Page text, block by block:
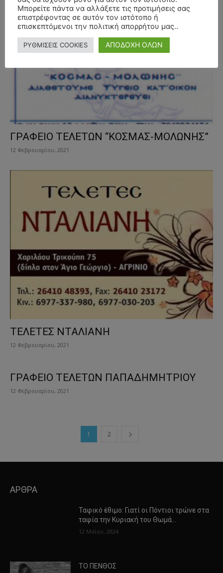
12 Φεβρουαρίου, 2021
ΓΡΑΦΕΙΟ ΤΕΛΕΤΩΝ “ΚΟΣΜΑΣ-ΜΟΛΩΝΗΣ”
12 Φεβρουαρίου, 2021
ΤΕΛΕΤΕΣ ΝΤΑΛΙΑΝΗ
12 Φεβρουαρίου, 2021
ΓΡΑΦΕΙΟ ΤΕΛΕΤΩΝ ΠΑΠΑΔΗΜΗΤΡΙΟΥ
12 Φεβρουαρίου, 2021
1 2
ΑΡΘΡΑ
Ταφικό έθιμο: Γιατί οι Πόντιοι τρώνε στα
ταφία την Κυριακή του Θωμά…
12 Μαΐου, 2024
ΤΟ ΠΕΝΘΟΣ
Μπορείτε πάντα να αλλάξετε τις προτιμήσεις σας
επιστρέφοντας σε αυτόν τον ιστότοπο ή
επισκεπτόμενοι την πολιτική απορρήτου μας..
ΡΥΘΜΙΣΕΙΣ COOKIES ΑΠΟΔΟΧΗ ΟΛΩΝ